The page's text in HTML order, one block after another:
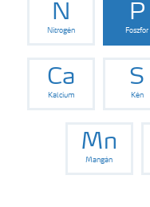
Kísérleti eredmények
Kiadványaink
N
Nitrogén
P
Foszfor
Ca
Kalcium
S
Kén
Mn
Mangán